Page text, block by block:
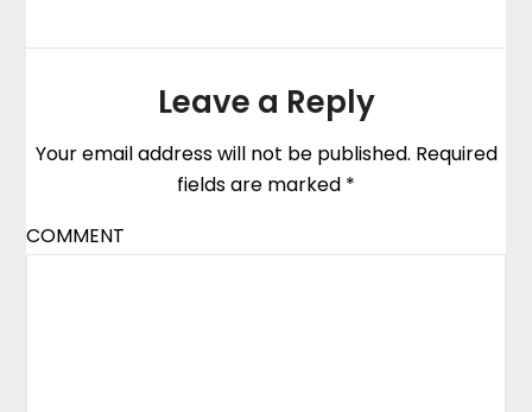
Leave a Reply
Your email address will not be published. Required
fields are marked *
COMMENT